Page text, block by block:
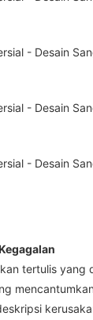
tertulis yang